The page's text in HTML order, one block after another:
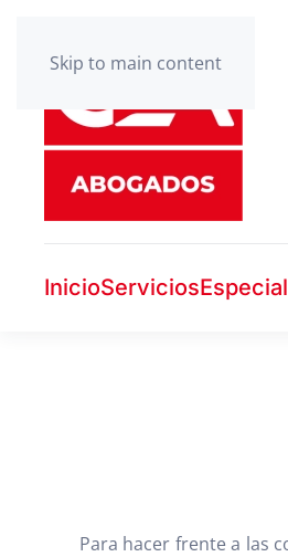
Skip to main content
InicioServicios
Para hacer frente a las